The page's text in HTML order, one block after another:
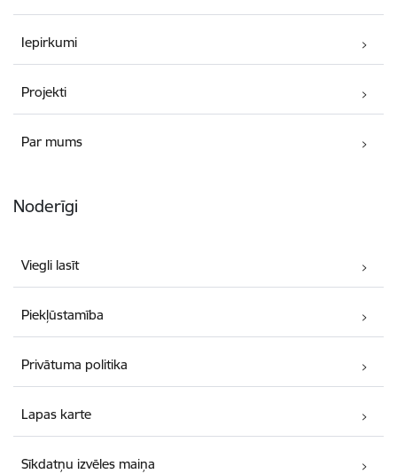
Iepirkumi
Projekti
Par mums
Noderīgi
Viegli lasīt
Piekļūstamība
Privātuma politika
Lapas karte
Sīkdatņu izvēles maiņa